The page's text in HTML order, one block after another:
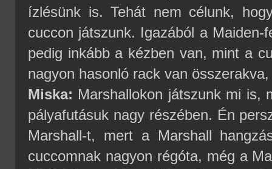
ízlésünk is. Tehát nem célunk,
cuccon játszunk. Igazából a
pedig inkább a kézben van, mint a
nagyon hasonló rack van
Miska: Marshallokon játszunk mi is,
pályafutásuk nagy részében. Én
Marshall-t, mert a Marshall
cuccomnak nagyon régóta, még a